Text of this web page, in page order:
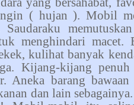
( hujan ). Mobil
Saudaraku
menghindari macet.
kulihat banyak
Kijang-kijang
Aneka barang
dan lain